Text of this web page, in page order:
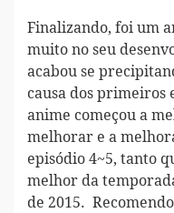
Finalizando, foi um
muito no seu
acabou se
causa dos primeiros
anime começou a
melhorar e a
episódio 4~5, tanto
melhor da
de 2015.